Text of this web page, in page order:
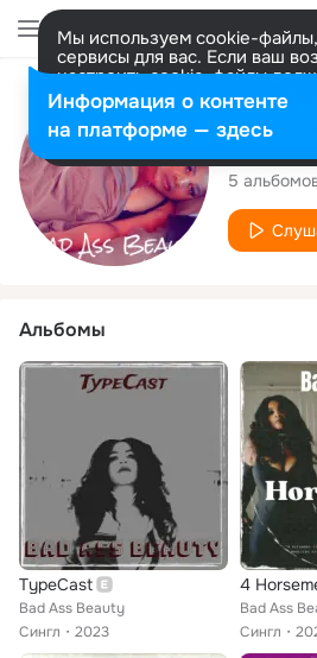
Мы используем cookie-
сервисы для вас. Если ваш
настроить cookie-файлы
представитель. Больше
Разрешить все Настроить
Bad
5
Альбомы
TypeCast
Bad Ass Beauty
Сингл
2023
4
Bad Ass
Сингл
Информация о контенте
на платформе — здесь